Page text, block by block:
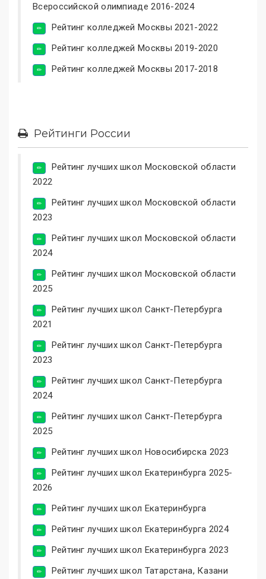
Всероссийской олимпиаде 2016-2024
Рейтинг колледжей Москвы 2021-2022
Рейтинг колледжей Москвы 2019-2020
Рейтинг колледжей Москвы 2017-2018
Рейтинги России
Рейтинг лучших школ Московской области
2022
Рейтинг лучших школ Московской области
2023
Рейтинг лучших школ Московской области
2024
Рейтинг лучших школ Московской области
2025
Рейтинг лучших школ Санкт-Петербурга
2021
Рейтинг лучших школ Санкт-Петербурга
2023
Рейтинг лучших школ Санкт-Петербурга
2024
Рейтинг лучших школ Санкт-Петербурга
2025
Рейтинг лучших школ Новосибирска 2023
Рейтинг лучших школ Екатеринбурга 2025-
2026
Рейтинг лучших школ Екатеринбурга
Рейтинг лучших школ Екатеринбурга 2024
Рейтинг лучших школ Екатеринбурга 2023
Рейтинг лучших школ Татарстана, Казани